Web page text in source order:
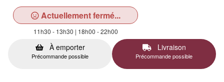
Actuellement fermé...
11h30 - 13h30 | 18h00 - 22h00
À emporter
Précommande possible
Livraison
Précommande possible